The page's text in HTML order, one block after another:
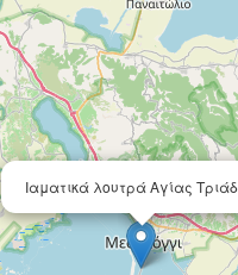
Ιαματικά λουτρά Αγίας